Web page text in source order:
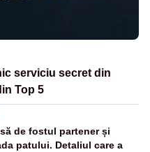
serviciu secret din
Top 5
de fostul partener și
patului. Detaliul care a